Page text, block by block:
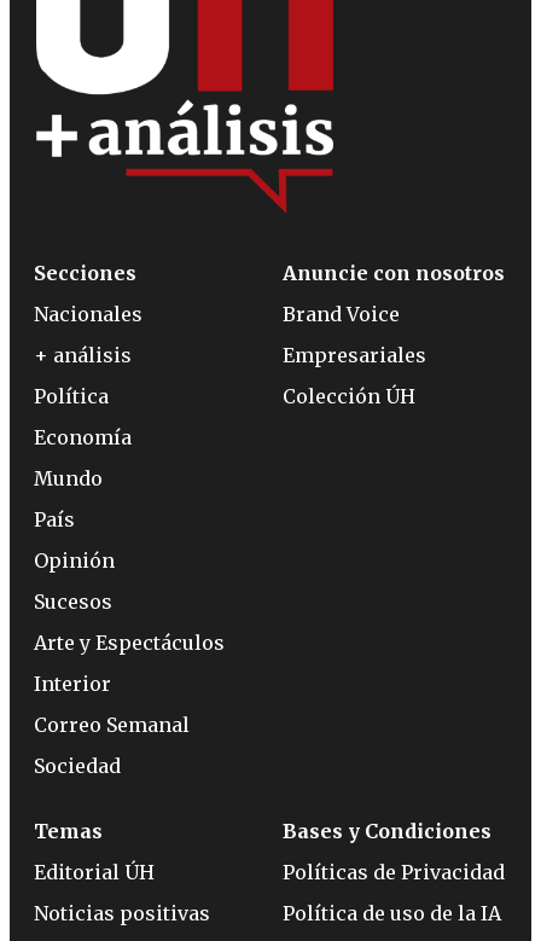
Secciones
Nacionales
+ análisis
Política
Economía
Mundo
País
Opinión
Sucesos
Arte y Espectáculos
Interior
Correo Semanal
Sociedad
Anuncie con nosotros
Brand Voice
Empresariales
Colección ÚH
Temas
Editorial ÚH
Noticias positivas
Bases y Condiciones
Políticas de Privacidad
Política de uso de la IA